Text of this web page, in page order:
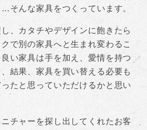
そんな家具をつくっています。
、カタチやデザインに飽きたら
で別の家具へと生まれ変わるこ
い家具は手を加え、愛情を持つ
結果、家具を買い替える必要も
たと思っていただけるかと思い
チャーを探し出してくれたお客